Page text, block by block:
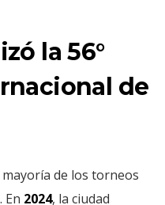
la 56°
de
mayoría de los torneos
En 2024, la ciudad